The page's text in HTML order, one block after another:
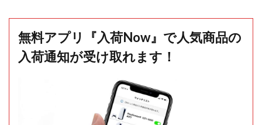
無料アプリ『入荷Now』で人気商品の
入荷通知が受け取れます！